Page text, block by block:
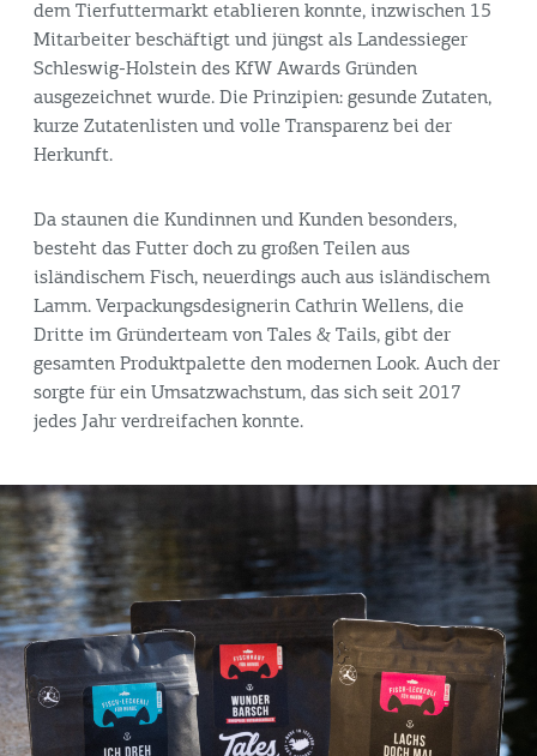
dem Tierfuttermarkt etablieren konnte, inzwischen 15
Mitarbeiter beschäftigt und jüngst als Landessieger
Schleswig-Holstein des KfW Awards Gründen
ausgezeichnet wurde. Die Prinzipien: gesunde Zutaten,
kurze Zutatenlisten und volle Transparenz bei der
Herkunft.
Da staunen die Kundinnen und Kunden besonders,
besteht das Futter doch zu großen Teilen aus
isländischem Fisch, neuerdings auch aus isländischem
Lamm. Verpackungsdesignerin Cathrin Wellens, die
Dritte im Gründerteam von Tales & Tails, gibt der
gesamten Produktpalette den modernen Look. Auch der
sorgte für ein Umsatzwachstum, das sich seit 2017
jedes Jahr verdreifachen konnte.